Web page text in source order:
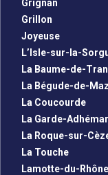
Grignan
Grillon
Joyeuse
L’Isle-sur-la-
La Baume-de-
La Bégude-de-
La Coucourde
La Garde-Adhémar
La Roque-sur-
La Touche
Lamotte-du-Rhône